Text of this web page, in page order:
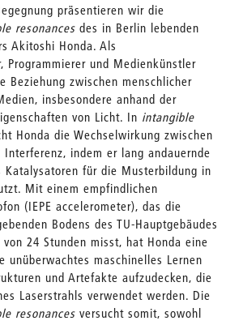
präsentieren wir die
resonances des in Berlin lebenden
Akitoshi Honda. Als
Programmierer und Medienkünstler
Beziehung zwischen menschlicher
insbesondere anhand der
von Licht. In intangible
Honda die Wechselwirkung zwischen
indem er lang andauernde
Katalysatoren für die Musterbildung in
Mit einem empfindlichen
(IEPE accelerometer), das die
Bodens des TU-Hauptgebäudes
24 Stunden misst, hat Honda eine
unüberwachtes maschinelles Lernen
und Artefakte aufzudecken, die
Laserstrahls verwendet werden. Die
resonances versucht somit, sowohl